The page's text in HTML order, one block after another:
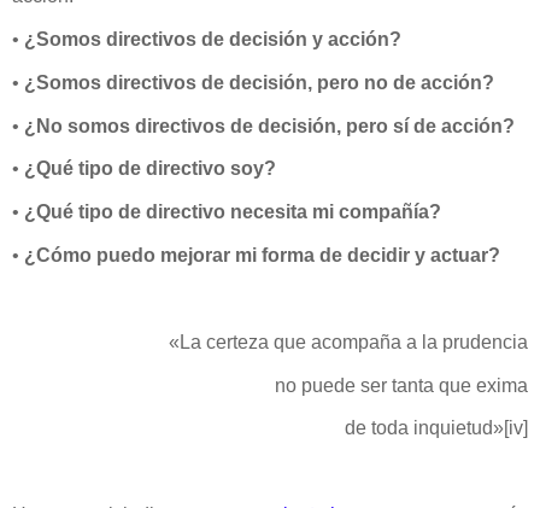
• ¿Somos directivos de decisión y acción?
• ¿Somos directivos de decisión, pero no de acción?
• ¿No somos directivos de decisión, pero sí de acción?
• ¿Qué tipo de directivo soy?
• ¿Qué tipo de directivo necesita mi compañía?
• ¿Cómo puedo mejorar mi forma de decidir y actuar?
«La certeza que acompaña a la prudencia
no puede ser tanta que exima
de toda inquietud»[iv]